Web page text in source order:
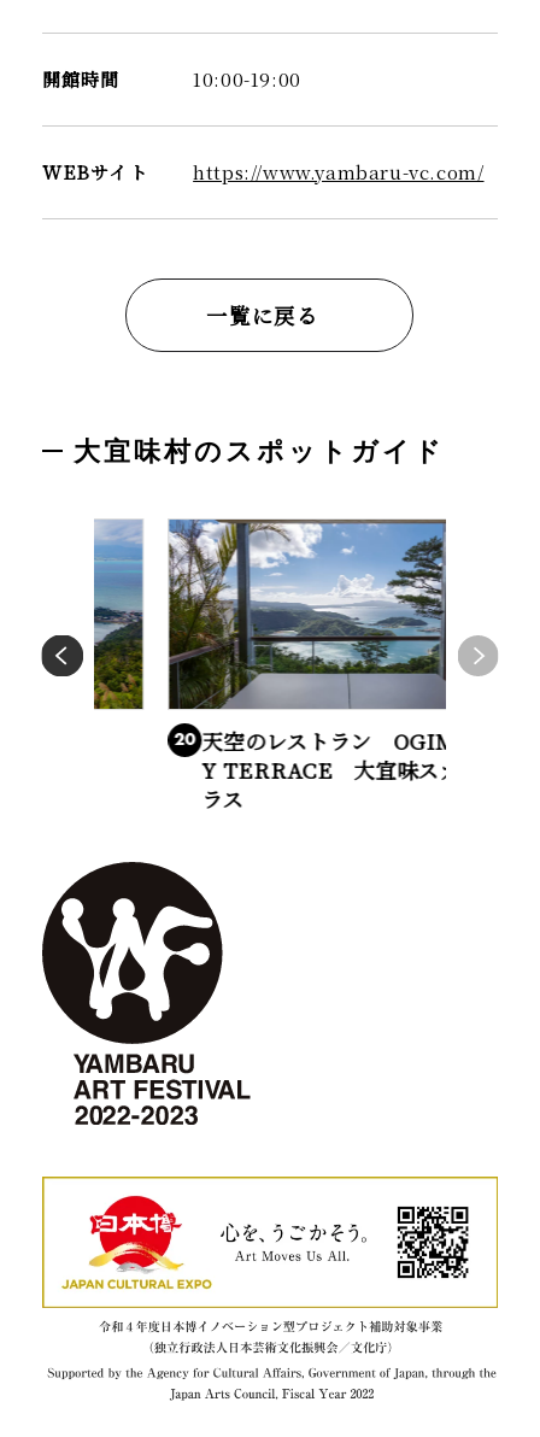
開館時間 10:00-19:00
WEBサイト https://www.yambaru-vc.com/
一覧に戻る
大宜味村のスポットガイド
天空のレストラン OGIMI SK
Y TERRACE 大宜味スカイテ